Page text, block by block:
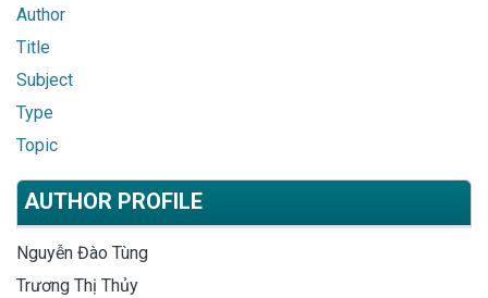
Author
Title
Subject
Type
Topic
AUTHOR PROFILE
Nguyễn Đào Tùng
Trương Thị Thủy